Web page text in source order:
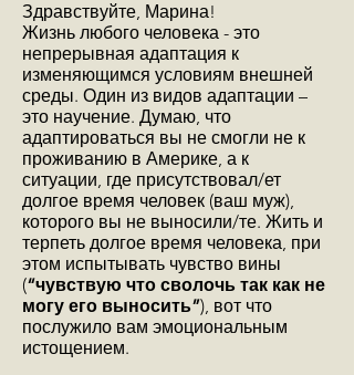
Здравствуйте, Марина!
Жизнь любого человека - это
непрерывная адаптация к
изменяющимся условиям внешней
среды. Один из видов адаптации –
это научение. Думаю, что
адаптироваться вы не смогли не к
проживанию в Америке, а к
ситуации, где присутствовал/ет
долгое время человек (ваш муж),
которого вы не выносили/те. Жить и
терпеть долгое время человека, при
этом испытывать чувство вины
(“чувствую что сволочь так как не
могу его выносить”), вот что
послужило вам эмоциональным
истощением.